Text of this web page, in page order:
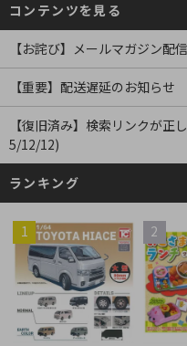
コンテンツを見る
【お詫び】メールマガジン配
【重要】配送遅延のお知らせ
【復旧済み】検索リンクが正
5/12/12)
ランキング
1 2